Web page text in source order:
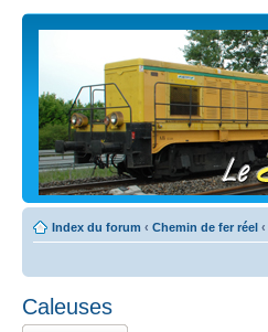
Index du forum ‹ Chemin de fer réel ‹
Caleuses